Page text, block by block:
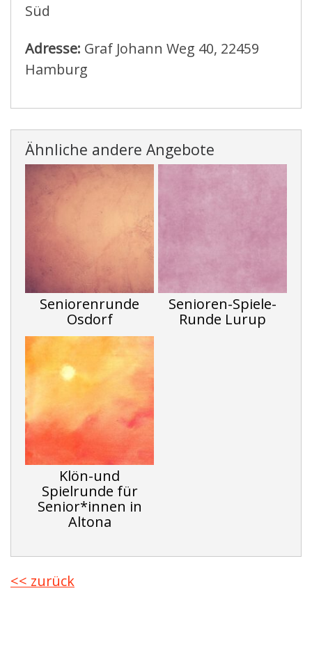
Süd
Adresse: Graf Johann Weg 40, 22459
Hamburg
Ähnliche andere Angebote
Seniorenrunde
Osdorf
Senioren-Spiele-
Runde Lurup
Klön-und
Spielrunde für
Senior*innen in
Altona
<< zurück